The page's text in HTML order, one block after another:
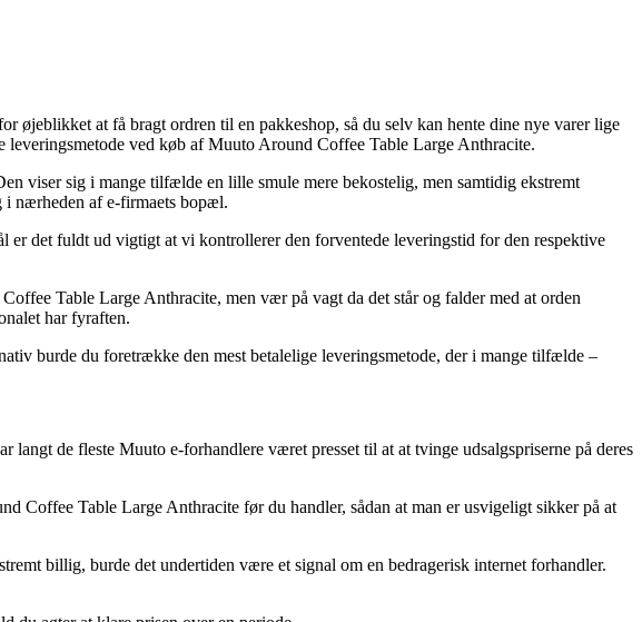
øjeblikket at få bragt ordren til en pakkeshop, så du selv kan hente dine nye varer lige
ved køb af Muuto Around Coffee Table Large Anthracite.
viser sig i mange tilfælde en lille smule mere bekostelig, men samtidig ekstremt
i nærheden af e-firmaets bopæl.
det fuldt ud vigtigt at vi kontrollerer den forventede leveringstid for den respektive
Table Large Anthracite, men vær på vagt da det står og falder med at orden
har fyraften.
burde du foretrække den mest betalelige leveringsmetode, der i mange tilfælde –
de fleste Muuto e-forhandlere været presset til at at tvinge udsalgspriserne på deres
Coffee Table Large Anthracite før du handler, sådan at man er usvigeligt sikker på at
billig, burde det undertiden være et signal om en bedragerisk internet forhandler.